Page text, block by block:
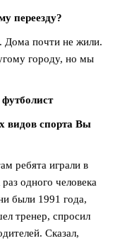
переезду?
Дома почти не жили.
городу, но мы
видов спорта Вы
ребята играли в
одного человека
были 1991 года,
тренер, спросил
Сказал,